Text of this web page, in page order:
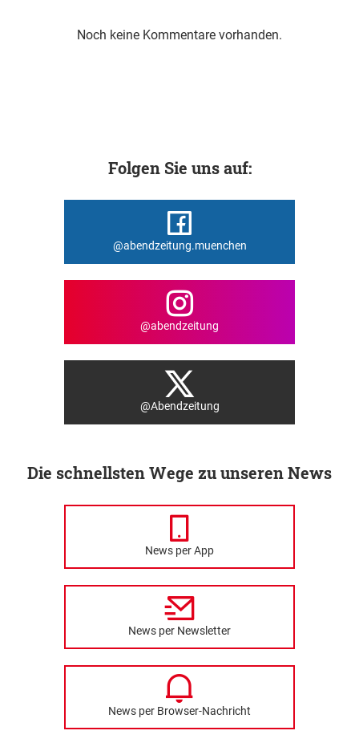
Noch keine Kommentare vorhanden.
Folgen Sie uns auf:
@abendzeitung.muenchen
@abendzeitung
@Abendzeitung
Die schnellsten Wege zu unseren News
News per App
News per Newsletter
News per Browser-Nachricht